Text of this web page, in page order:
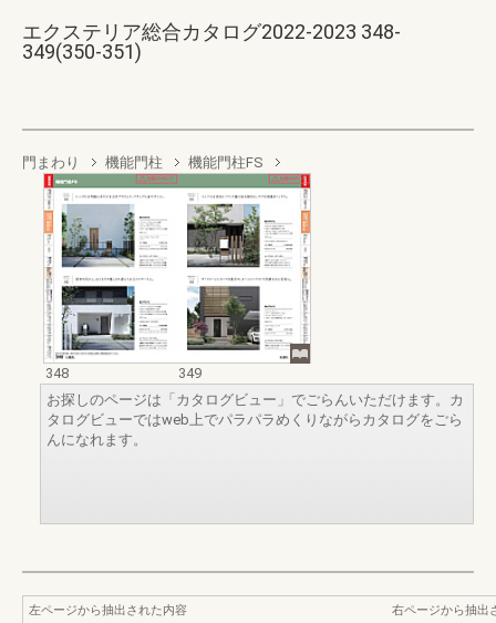
エクステリア総合カタログ2022-2023 348-
349(350-351)
門まわり 機能門柱 機能門柱FS
348
349
お探しのページは「カタログビュー」でごらんいただけます。カ
タログビューではweb上でパラパラめくりながらカタログをごら
んになれます。
左ページから抽出された内容
右ページから抽出